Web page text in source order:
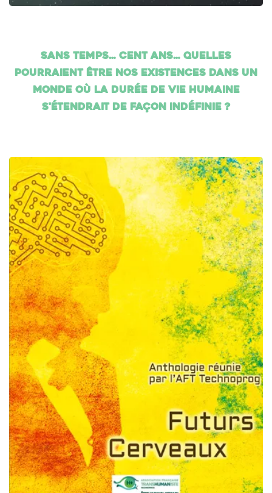
Sans temps… cent ans… Quelles
pourraient être nos existences dans un
monde où la durée de vie humaine
s'étendrait de façon indéfinie ?